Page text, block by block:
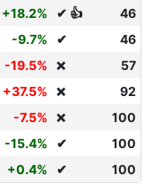
+18.2% ✔ 👍
46
-9.7% ✔
46
-19.5% ❌
57
+37.5% ❌
92
-7.5% ❌
100
-15.4% ✔
100
+0.4% ✔ 100